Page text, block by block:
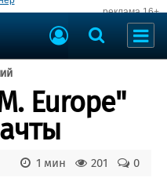
реклама 16+
Europe"
0
201
1 мин